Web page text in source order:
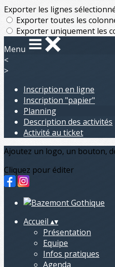
Exporter les lignes
Exporter toutes les
Exporter uniquement les
Menu
<
>
Inscription en ligne
Inscription "papier"
Planning
Description des activités
Activité au ticket
Ajoutez un logo, un bouton,
Cliquez pour éditer
Accueil ▴▾
Présentation
Equipe
Infos pratiques
Agenda